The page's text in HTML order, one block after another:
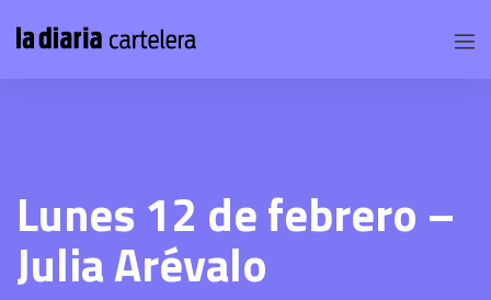
Lunes 12 de febrero –
Julia Arévalo